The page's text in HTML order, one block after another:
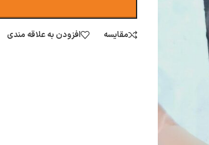
مقایسه افزودن به علاقه مندی